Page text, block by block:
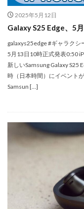
2025年5月12日
Galaxy S25 Edge、5
galaxys25edge #ギャラクシ
5月13日10時正式発表0:50
新しいSamsung Galaxy
時（日本時間）にイベント
Samsun […]
Leica
Leica SL3-S
M2 MAX MacBook
M2Pro MacBook
M4 iPad Air スペック
M4 iPad Air 発売日
M5 MacBook Pro
M5pro MacBook Pro
M5Ultra
M6
MacBook Air 2026
MacBook Pro
MacBook Pro 2026